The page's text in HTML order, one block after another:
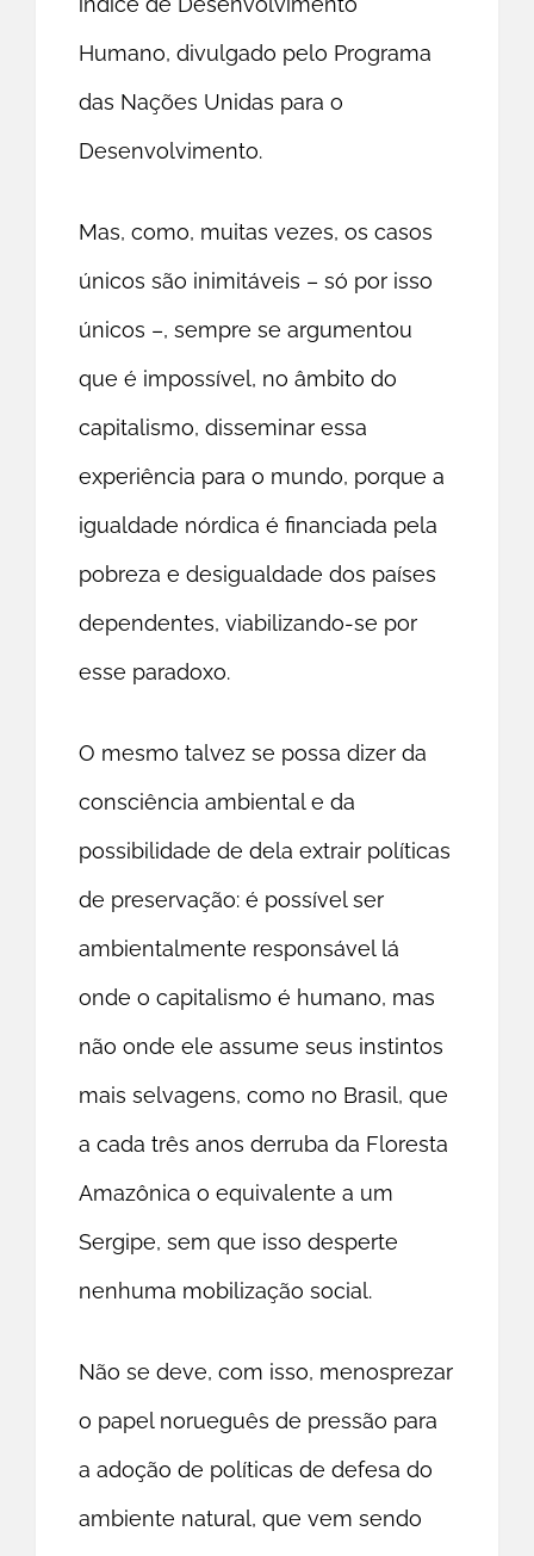
Humano, divulgado pelo Programa
das Nações Unidas para o
Desenvolvimento.
Mas, como, muitas vezes, os casos
únicos são inimitáveis – só por isso
únicos –, sempre se argumentou
que é impossível, no âmbito do
capitalismo, disseminar essa
experiência para o mundo, porque a
igualdade nórdica é financiada pela
pobreza e desigualdade dos países
dependentes, viabilizando-se por
esse paradoxo.
O mesmo talvez se possa dizer da
consciência ambiental e da
possibilidade de dela extrair políticas
de preservação: é possível ser
ambientalmente responsável lá
onde o capitalismo é humano, mas
não onde ele assume seus instintos
mais selvagens, como no Brasil, que
a cada três anos derruba da Floresta
Amazônica o equivalente a um
Sergipe, sem que isso desperte
nenhuma mobilização social.
Não se deve, com isso, menosprezar
o papel norueguês de pressão para
a adoção de políticas de defesa do
ambiente natural, que vem sendo